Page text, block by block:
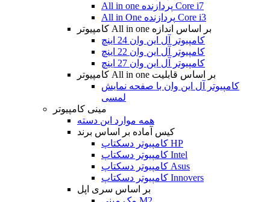
All in one پردازنده Core i7
All in One پردازنده Core i3
کامپیوتر All in one بر اساس اندازه
کامپیوتر آل این وان 24 اینچ
کامپیوتر آل این وان 22 اینچ
کامپیوتر آل این وان 27 اینچ
کامپیوتر All in one بر اساس قابلیت
کامپیوتر آل این وان با صفحه نمایش
لمسی
مینی کامپیوتر
همه موارد این دسته
کیس آماده بر اساس برند
کامپیوتر دسکتاپ HP
کامپیوتر دسکتاپ Intel
کامپیوتر دسکتاپ Asus
کامپیوتر دسکتاپ Innovers
بر اساس سری اپل